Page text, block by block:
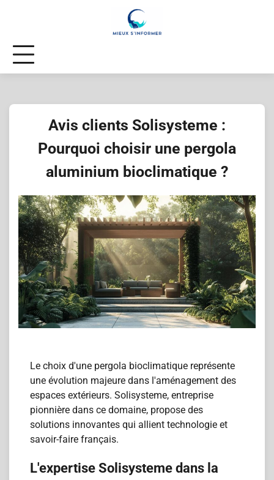
Avis clients Solisysteme :
Pourquoi choisir une pergola
aluminium bioclimatique ?
Le choix d'une pergola bioclimatique représente
une évolution majeure dans l'aménagement des
espaces extérieurs. Solisysteme, entreprise
pionnière dans ce domaine, propose des
solutions innovantes qui allient technologie et
savoir-faire français.
L'expertise Solisysteme dans la